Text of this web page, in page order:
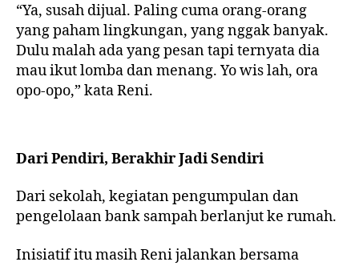
“Ya, susah dijual. Paling cuma orang-orang
yang paham lingkungan, yang nggak banyak.
Dulu malah ada yang pesan tapi ternyata dia
mau ikut lomba dan menang. Yo wis lah, ora
opo-opo,” kata Reni.
Dari Pendiri, Berakhir Jadi Sendiri
Dari sekolah, kegiatan pengumpulan dan
pengelolaan bank sampah berlanjut ke rumah.
Inisiatif itu masih Reni jalankan bersama